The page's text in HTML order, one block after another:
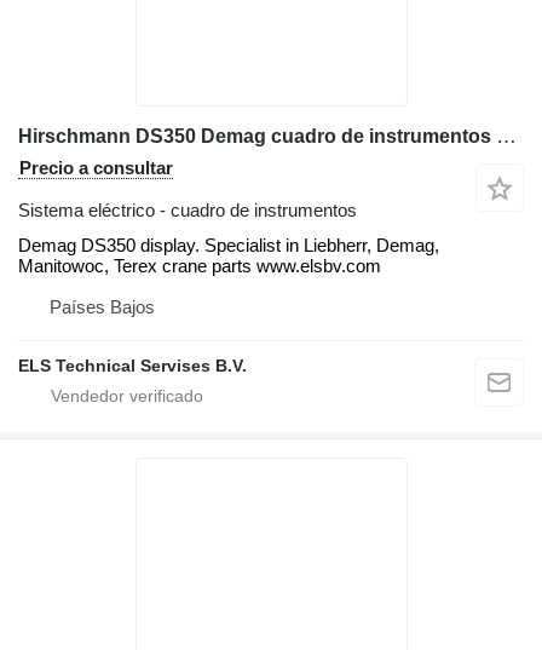
Hirschmann DS350 Demag cuadro de instrumentos para Demag AC80 grúa móvil
Precio a consultar
Sistema eléctrico - cuadro de instrumentos
Demag DS350 display. Specialist in Liebherr, Demag,
Manitowoc, Terex crane parts www.elsbv.com
Países Bajos
ELS Technical Servises B.V.